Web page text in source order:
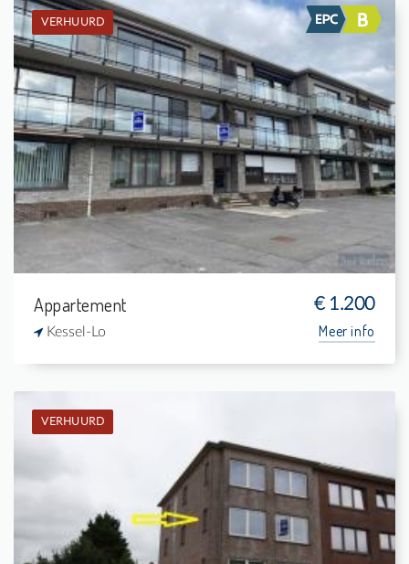
VERHUURD
Verhuurd: Appartement
2
-
1
84 m²
Appartement € 1.200
Kessel-Lo Meer info
VERHUURD
Verhuurd: Appartement
2